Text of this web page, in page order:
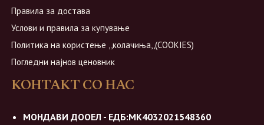
Правила за достава
Услови и правила за купување
Политика на користење ,,колачиња,,(COOKIES)
Погледни најнов ценовник
КОНТАКТ СО НАС
МОНДАВИ ДООЕЛ - ЕДБ:МК4032021548360